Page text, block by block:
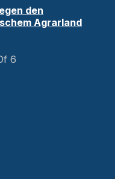
den
Agrarland
6